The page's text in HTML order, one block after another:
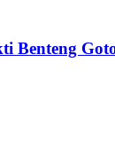
Benteng